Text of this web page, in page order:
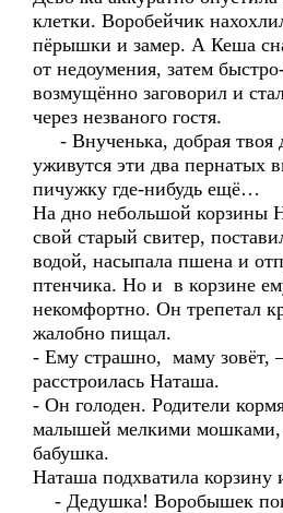
клетки. Воробейчик
пёрышки и замер. А Кеша
от недоумения, затем
возмущённо заговорил и
через незваного гостя.
- Внученька, добрая твоя
уживутся эти два пернатых
пичужку где-нибудь ещё…
На дно небольшой корзины
свой старый свитер,
водой, насыпала пшена и
птенчика. Но и в корзине
некомфортно. Он трепетал
жалобно пищал.
- Ему страшно, маму зовёт,
расстроилась Наташа.
- Он голоден. Родители
малышей мелкими мошками,
бабушка.
Наташа подхватила корзину
- Дедушка! Воробышек